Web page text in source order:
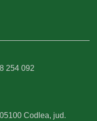
254 092
Codlea, jud.